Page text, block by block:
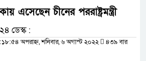
এসেছেন চীনের পররাষ্ট্রমন্ত্রী
ডেস্ক :
অপরাহ্ন, শনিবার, ৬ অগাস্ট ২০২২
৪৩৯ বার